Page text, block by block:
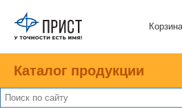
Каталог продукции